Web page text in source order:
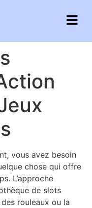
vous avez besoin
chose qui offre
L’approche
de slots
rouleaux ou la